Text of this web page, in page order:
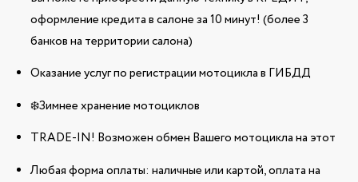
оформление кредита в салоне за 10 минут! (более 3
банков на территории салона)
Оказание услуг по регистрации мотоцикла в ГИБДД
❄️Зимнее хранение мотоциклов
TRADE-IN! Возможен обмен Вашего мотоцикла на этот
Любая форма оплаты: наличные или картой, оплата на